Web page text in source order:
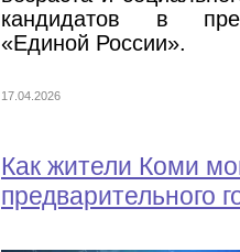
кандидатов в
«Единой России».
17.04.2026
Как жители Коми
предварительного